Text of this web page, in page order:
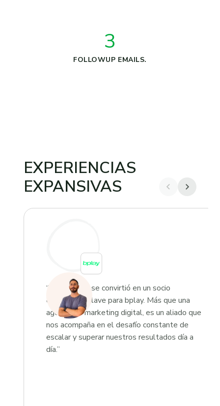
3
FOLLOWUP EMAILS.
EXPERIENCIAS
EXPANSIVAS
“Growketing se convirtió en un socio
estratégico clave para bplay. Más que una
agencia de marketing digital, es un aliado que
nos acompaña en el desafío constante de
escalar y superar nuestros resultados día a
día.”